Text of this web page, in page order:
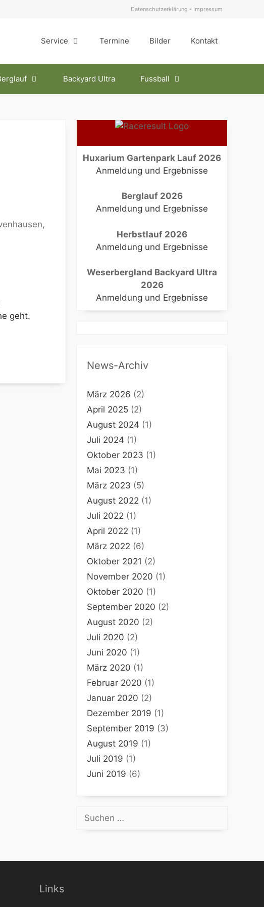
Datenschutzerklärung - Impressum
Service Termine Bilder Kontakt
Backyard Ultra Fussball
Outlook Live
geht.
Huxarium Gartenpark Lauf 2026
Anmeldung und Ergebnisse
Berglauf 2026
Anmeldung und Ergebnisse
Herbstlauf 2026
Anmeldung und Ergebnisse
Weserbergland Backyard Ultra
2026
Anmeldung und Ergebnisse
News-Archiv
März 2026 (2)
April 2025 (2)
August 2024 (1)
Juli 2024 (1)
Oktober 2023 (1)
Mai 2023 (1)
März 2023 (5)
August 2022 (1)
Juli 2022 (1)
April 2022 (1)
März 2022 (6)
Oktober 2021 (2)
November 2020 (1)
Oktober 2020 (1)
September 2020 (2)
August 2020 (2)
Juli 2020 (2)
Juni 2020 (1)
März 2020 (1)
Februar 2020 (1)
Januar 2020 (2)
Dezember 2019 (1)
September 2019 (3)
August 2019 (1)
Juli 2019 (1)
Juni 2019 (6)
Suchen
Links